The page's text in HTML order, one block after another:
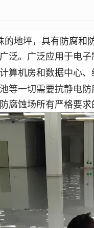
的地坪，具有防腐和
泛。 广泛应用于电
算机房和数据中心、
等一切需要抗静电
腐蚀场所有严格要